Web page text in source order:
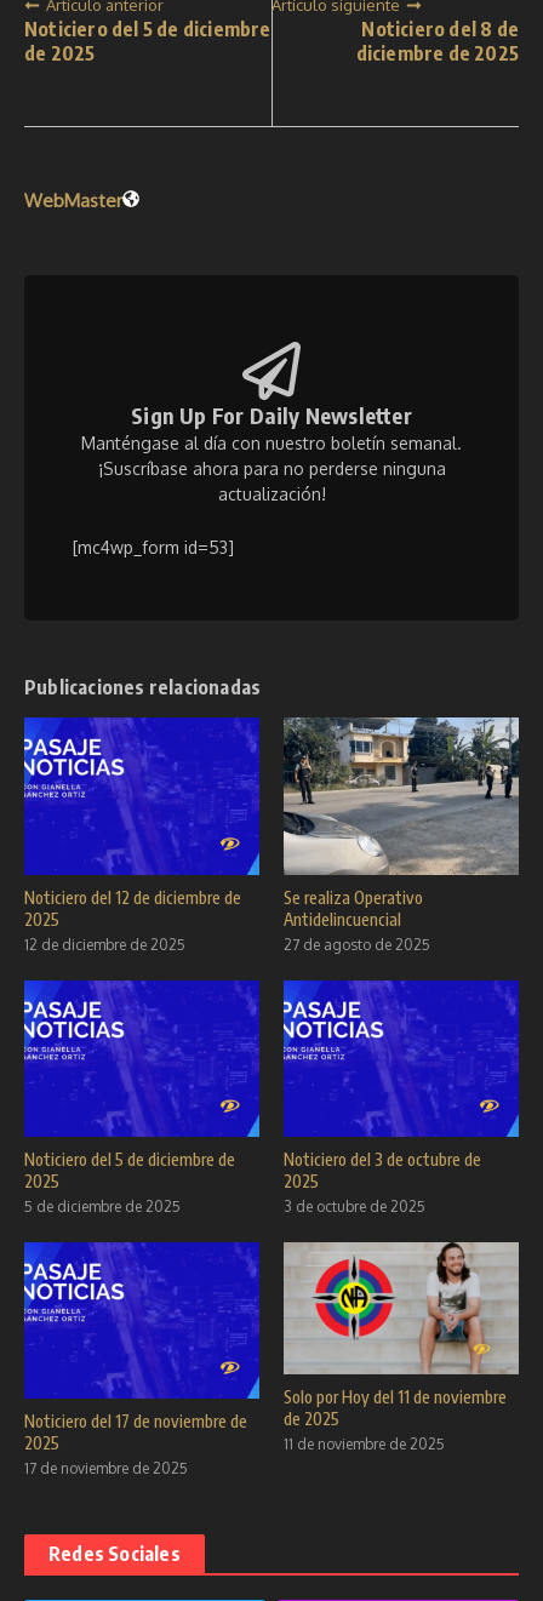
Artículo anterior
Noticiero del 5 de diciembre
de 2025
Artículo siguiente
Noticiero del 8 de
diciembre de 2025
WebMaster
Sign Up For Daily Newsletter
Manténgase al día con nuestro boletín semanal.
¡Suscríbase ahora para no perderse ninguna
actualización!
[mc4wp_form id=53]
Publicaciones relacionadas
Noticiero del 12 de diciembre de
2025
12 de diciembre de 2025
Se realiza Operativo
Antidelincuencial
27 de agosto de 2025
Noticiero del 5 de diciembre de
2025
5 de diciembre de 2025
Noticiero del 3 de octubre de
2025
3 de octubre de 2025
Noticiero del 17 de noviembre de
2025
17 de noviembre de 2025
Solo por Hoy del 11 de noviembre
de 2025
11 de noviembre de 2025
Redes Sociales